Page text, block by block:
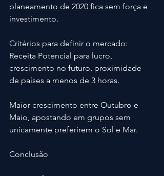
planeamento de 2020 fica sem força e
investimento.
Critérios para definir o mercado:
Receita Potencial para lucro,
crescimento no futuro, proximidade
de países a menos de 3 horas.
Maior crescimento entre Outubro e
Maio, apostando em grupos sem
unicamente preferirem o Sol e Mar.
Conclusão